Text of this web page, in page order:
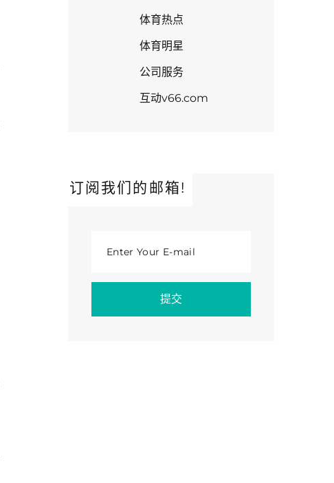
体育热点
体育明星
公司服务
互动v66.com
订阅我们的邮箱!
Enter Your E-mail
提交